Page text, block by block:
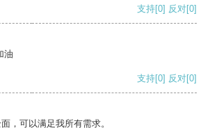
支持[0] 反对[0]
油
支持[0] 反对[0]
，可以满足我所有需求。